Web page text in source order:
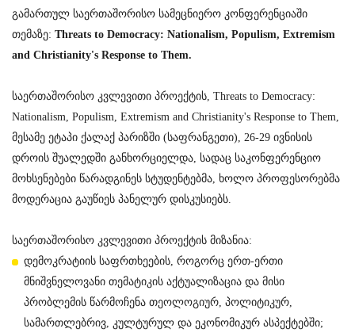
გამართულ საერთაშორისო სამეცნიერო კონფერენციაში
თემაზე: Threats to Democracy: Nationalism, Populism, Extremism
and Christianity's Response to Them.
საერთაშორისო კვლევითი პროექტის, Threats to Democracy:
Nationalism, Populism, Extremism and Christianity's Response to Them,
მესამე ეტაპი ქალაქ პარიზში (საფრანგეთი), 26-29 ივნისის
დროის შუალედში განხორციელდა, სადაც საკონფერენციო
მოხსენებები წარადგინეს სტუდენტებმა, ხოლო პროფესორებმა
მოდერაცია გაუწიეს პანელურ დისკუსიებს.
საერთაშორისო კვლევითი პროექტის მიზანია:
დემოკრატიის საფრთხეების, როგორც ერთ-ერთი
მნიშვნელოვანი თემატიკის აქტუალიზაცია და მისი
პრობლემის წარმოჩენა თეოლოგიურ, პოლიტიკურ,
სამართლებრივ, კულტურულ და ეკონომიკურ ასპექტებში;